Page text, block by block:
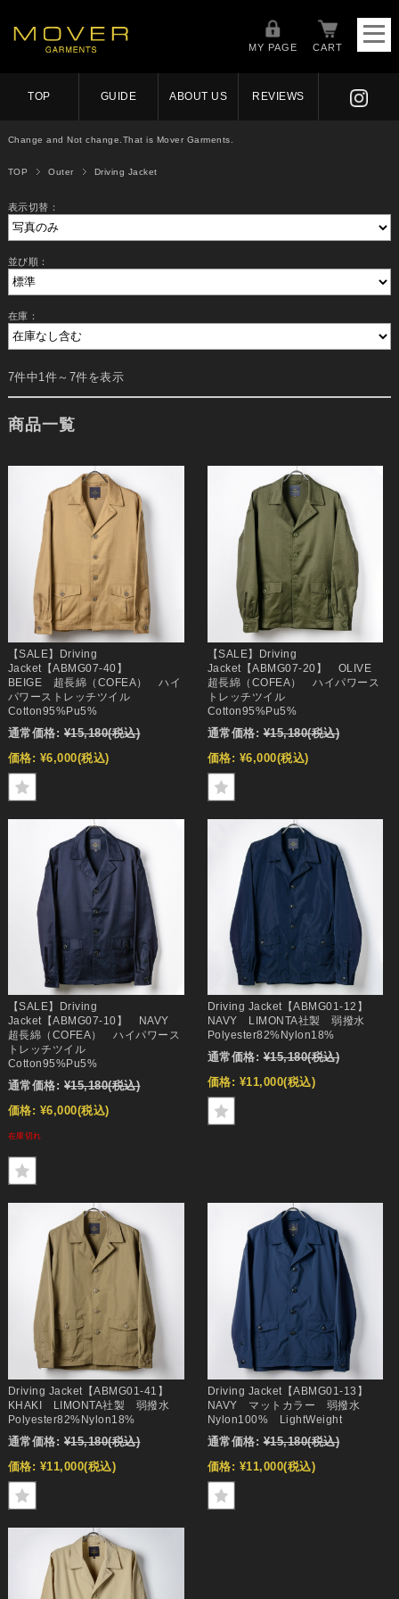
MY PAGE CART
TOP GUIDE ABOUT US REVIEWS
Change and Not change.That is Mover Garments.
TOP Outer Driving Jacket
表示切替：
並び順：
在庫：
7件中1件～7件を表示
商品一覧
【SALE】Driving
Jacket【ABMG07-40】
BEIGE 超長綿（COFEA） ハイ
パワーストレッチツイル
Cotton95%Pu5%
通常価格: ¥15,180(税込)
価格: ¥6,000(税込)
【SALE】Driving
Jacket【ABMG07-20】 OLIVE
超長綿（COFEA） ハイパワース
トレッチツイル
Cotton95%Pu5%
通常価格: ¥15,180(税込)
価格: ¥6,000(税込)
【SALE】Driving
Jacket【ABMG07-10】 NAVY
超長綿（COFEA） ハイパワース
トレッチツイル
Cotton95%Pu5%
通常価格: ¥15,180(税込)
価格: ¥6,000(税込)
在庫切れ
Driving Jacket【ABMG01-12】
NAVY LIMONTA社製 弱撥水
Polyester82%Nylon18%
通常価格: ¥15,180(税込)
価格: ¥11,000(税込)
Driving Jacket【ABMG01-41】
KHAKI LIMONTA社製 弱撥水
Polyester82%Nylon18%
通常価格: ¥15,180(税込)
価格: ¥11,000(税込)
Driving Jacket【ABMG01-13】
NAVY マットカラー 弱撥水
Nylon100% LightWeight
通常価格: ¥15,180(税込)
価格: ¥11,000(税込)